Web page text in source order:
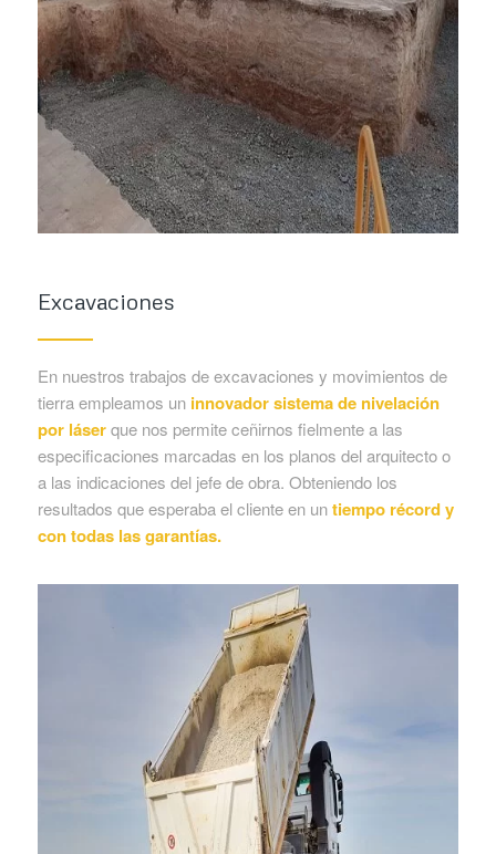
Excavaciones
En nuestros trabajos de excavaciones y movimientos de
tierra empleamos uninnovador sistema de nivelación
por láserque nos permite ceñirnos fielmente a las
especificaciones marcadas en los planos del arquitecto o
a las indicaciones del jefe de obra. Obteniendo los
resultados que esperaba el cliente en untiempo récord y
con todas las garantías.